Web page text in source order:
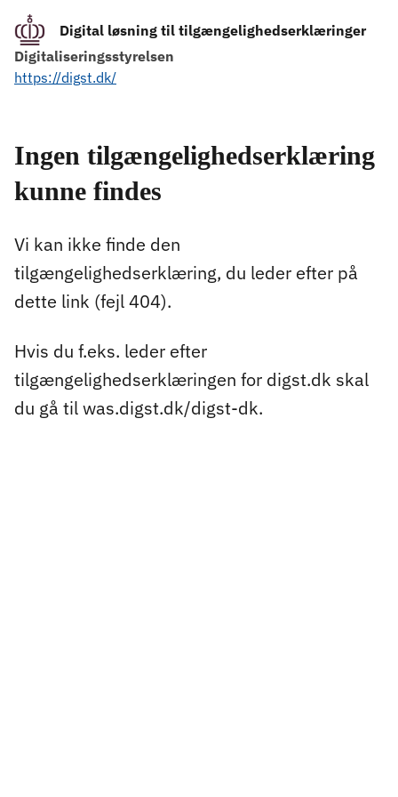
Digital løsning til tilgængelighedserklæringer
Digitaliseringsstyrelsen
https://digst.dk/
Ingen tilgængelighedserklæring
kunne findes
Vi kan ikke finde den
tilgængelighedserklæring, du leder efter på
dette link (fejl 404).
Hvis du f.eks. leder efter
tilgængelighedserklæringen for digst.dk skal
du gå til was.digst.dk/digst-dk.